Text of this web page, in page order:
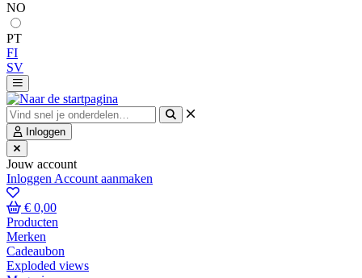
NO
PT
FI
SV
Inloggen
Jouw account
Inloggen Account aanmaken
€ 0,00
Producten
Merken
Cadeaubon
Exploded views